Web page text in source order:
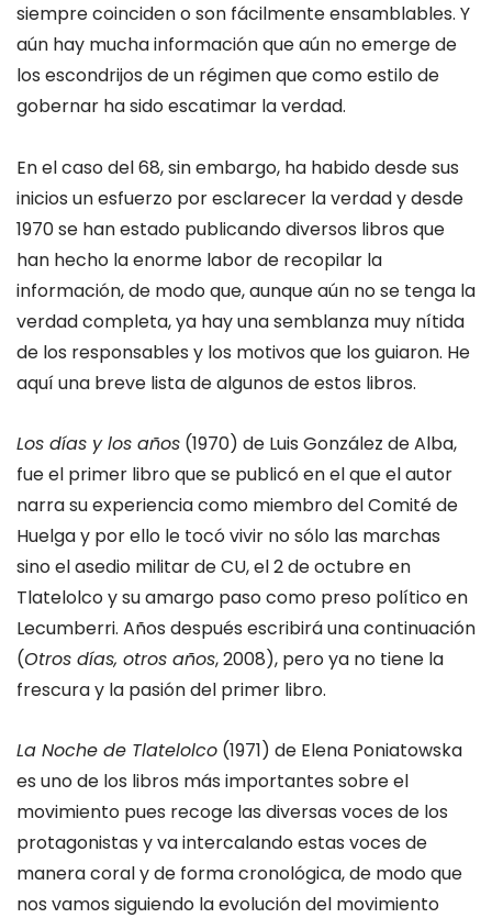
siempre coinciden o son fácilmente ensamblables. Y
aún hay mucha información que aún no emerge de
los escondrijos de un régimen que como estilo de
gobernar ha sido escatimar la verdad.
En el caso del 68, sin embargo, ha habido desde sus
inicios un esfuerzo por esclarecer la verdad y desde
1970 se han estado publicando diversos libros que
han hecho la enorme labor de recopilar la
información, de modo que, aunque aún no se tenga la
verdad completa, ya hay una semblanza muy nítida
de los responsables y los motivos que los guiaron. He
aquí una breve lista de algunos de estos libros.
Los días y los años (1970) de Luis González de Alba,
fue el primer libro que se publicó en el que el autor
narra su experiencia como miembro del Comité de
Huelga y por ello le tocó vivir no sólo las marchas
sino el asedio militar de CU, el 2 de octubre en
Tlatelolco y su amargo paso como preso político en
Lecumberri. Años después escribirá una continuación
(Otros días, otros años, 2008), pero ya no tiene la
frescura y la pasión del primer libro.
La Noche de Tlatelolco (1971) de Elena Poniatowska
es uno de los libros más importantes sobre el
movimiento pues recoge las diversas voces de los
protagonistas y va intercalando estas voces de
manera coral y de forma cronológica, de modo que
nos vamos siguiendo la evolución del movimiento